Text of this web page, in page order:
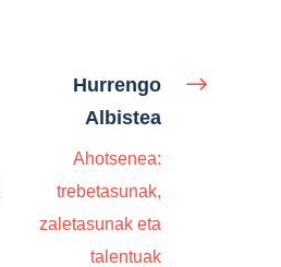
Hurrengo
Albistea
Ahotsenea:
trebetasunak,
zaletasunak eta
talentuak